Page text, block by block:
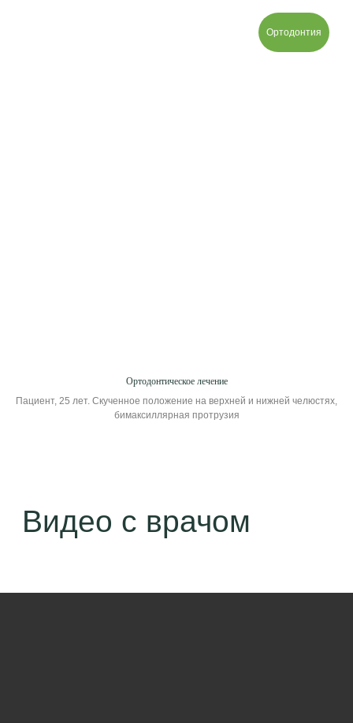
Ортодонтия
Ортодонтическое лечение
Пациент, 25 лет. Скученное положение на верхней и нижней челюстях,
бимаксиллярная протрузия